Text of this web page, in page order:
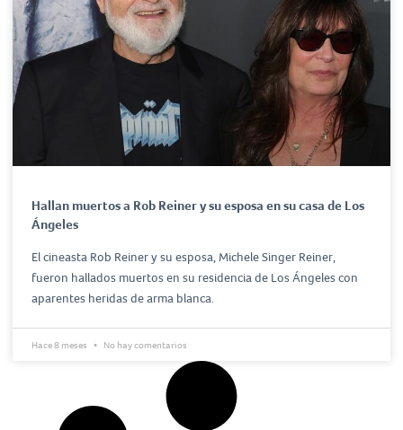
Hallan muertos a Rob Reiner y su esposa en su casa de Los
Ángeles
El cineasta Rob Reiner y su esposa, Michele Singer Reiner,
fueron hallados muertos en su residencia de Los Ángeles con
aparentes heridas de arma blanca.
Hace 8 meses No hay comentarios